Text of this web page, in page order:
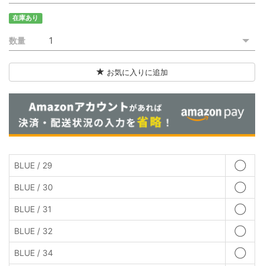
在庫あり
数量
お気に入りに追加
BLUE / 29 ◯
BLUE / 30 ◯
BLUE / 31 ◯
BLUE / 32 ◯
BLUE / 34 ◯